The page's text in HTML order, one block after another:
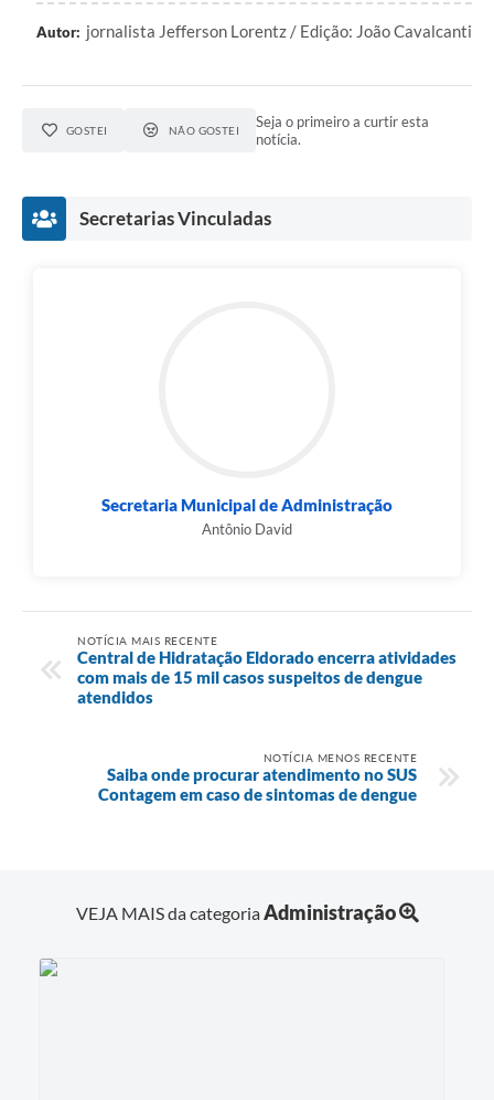
Autor: jornalista Jefferson Lorentz / Edição: João Cavalcanti
GOSTEI NÃO GOSTEI
Seja o primeiro a curtir esta
notícia.
Secretarias Vinculadas
Secretaria Municipal de Administração
Antônio David
NOTÍCIA MAIS RECENTE
Central de Hidratação Eldorado encerra atividades
com mais de 15 mil casos suspeitos de dengue
atendidos
NOTÍCIA MENOS RECENTE
Saiba onde procurar atendimento no SUS
Contagem em caso de sintomas de dengue
VEJA MAIS da categoriaAdministração